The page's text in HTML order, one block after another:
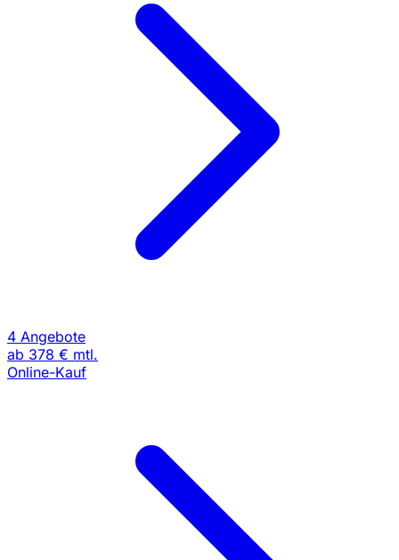
4 Angebote
ab 378 € mtl.
Online-Kauf